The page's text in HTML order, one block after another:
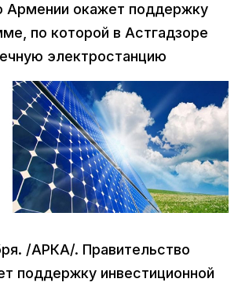
Армении окажет поддержку
по которой в Астгадзоре
электростанцию
/АРКА/. Правительство
поддержку инвестиционной